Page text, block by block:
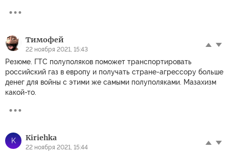
Тимофей
22 ноября 2021, 15:43
Резюме. ГТС полуполяков поможет транспортировать
российский газ в европу и получать стране-агрессору больше
денег для войны с этими же самыми полуполяками. Мазахизм
какой-то.
K Kiriehka
22 ноября 2021, 15:44